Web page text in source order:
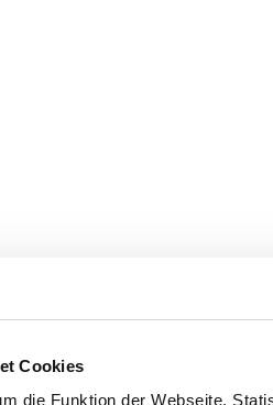
Cookies
die Funktion der Webseite,